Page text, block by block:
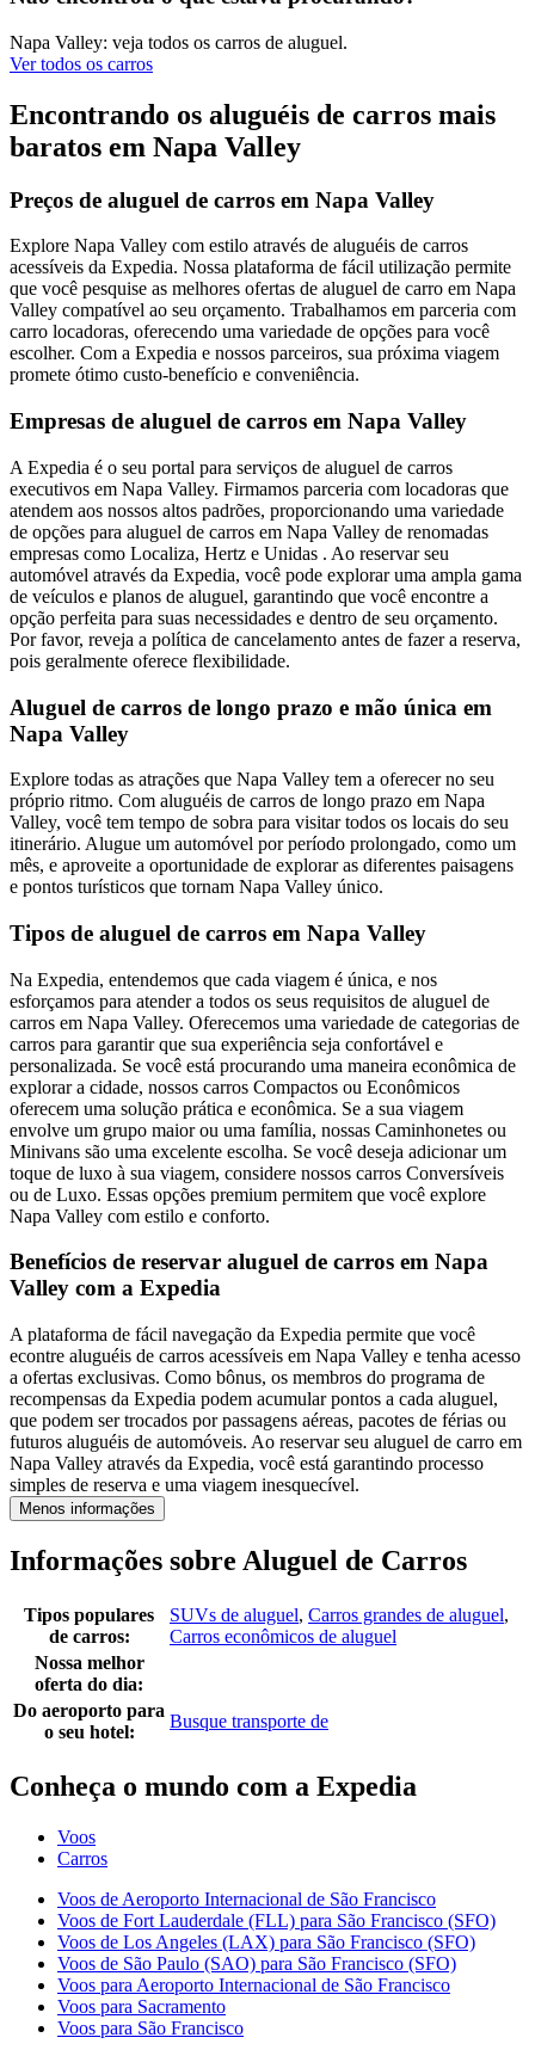
Napa Valley: veja todos os carros de aluguel.
Ver todos os carros
Encontrando os aluguéis de carros mais
baratos em Napa Valley
Preços de aluguel de carros em Napa Valley
Explore Napa Valley com estilo através de aluguéis de carros
acessíveis da Expedia. Nossa plataforma de fácil utilização permite
que você pesquise as melhores ofertas de aluguel de carro em Napa
Valley compatível ao seu orçamento. Trabalhamos em parceria com
carro locadoras, oferecendo uma variedade de opções para você
escolher. Com a Expedia e nossos parceiros, sua próxima viagem
promete ótimo custo-benefício e conveniência.
Empresas de aluguel de carros em Napa Valley
A Expedia é o seu portal para serviços de aluguel de carros
executivos em Napa Valley. Firmamos parceria com locadoras que
atendem aos nossos altos padrões, proporcionando uma variedade
de opções para aluguel de carros em Napa Valley de renomadas
empresas como Localiza, Hertz e Unidas . Ao reservar seu
automóvel através da Expedia, você pode explorar uma ampla gama
de veículos e planos de aluguel, garantindo que você encontre a
opção perfeita para suas necessidades e dentro de seu orçamento.
Por favor, reveja a política de cancelamento antes de fazer a reserva,
pois geralmente oferece flexibilidade.
Aluguel de carros de longo prazo e mão única em
Napa Valley
Explore todas as atrações que Napa Valley tem a oferecer no seu
próprio ritmo. Com aluguéis de carros de longo prazo em Napa
Valley, você tem tempo de sobra para visitar todos os locais do seu
itinerário. Alugue um automóvel por período prolongado, como um
mês, e aproveite a oportunidade de explorar as diferentes paisagens
e pontos turísticos que tornam Napa Valley único.
Tipos de aluguel de carros em Napa Valley
Na Expedia, entendemos que cada viagem é única, e nos
esforçamos para atender a todos os seus requisitos de aluguel de
carros em Napa Valley. Oferecemos uma variedade de categorias de
carros para garantir que sua experiência seja confortável e
personalizada. Se você está procurando uma maneira econômica de
explorar a cidade, nossos carros Compactos ou Econômicos
oferecem uma solução prática e econômica. Se a sua viagem
envolve um grupo maior ou uma família, nossas Caminhonetes ou
Minivans são uma excelente escolha. Se você deseja adicionar um
toque de luxo à sua viagem, considere nossos carros Conversíveis
ou de Luxo. Essas opções premium permitem que você explore
Napa Valley com estilo e conforto.
Benefícios de reservar aluguel de carros em Napa
Valley com a Expedia
A plataforma de fácil navegação da Expedia permite que você
econtre aluguéis de carros acessíveis em Napa Valley e tenha acesso
a ofertas exclusivas. Como bônus, os membros do programa de
recompensas da Expedia podem acumular pontos a cada aluguel,
que podem ser trocados por passagens aéreas, pacotes de férias ou
futuros aluguéis de automóveis. Ao reservar seu aluguel de carro em
Napa Valley através da Expedia, você está garantindo processo
simples de reserva e uma viagem inesquecível.
Menos informações
Informações sobre Aluguel de Carros
Tipos populares
de carros:
SUVs de aluguel, Carros grandes de aluguel,
Carros econômicos de aluguel
Nossa melhor
oferta do dia:
Do aeroporto para
o seu hotel:
Busque transporte de
Conheça o mundo com a Expedia
Voos
Carros
Voos de Aeroporto Internacional de São Francisco
Voos de Fort Lauderdale (FLL) para São Francisco (SFO)
Voos de Los Angeles (LAX) para São Francisco (SFO)
Voos de São Paulo (SAO) para São Francisco (SFO)
Voos para Aeroporto Internacional de São Francisco
Voos para Sacramento
Voos para São Francisco